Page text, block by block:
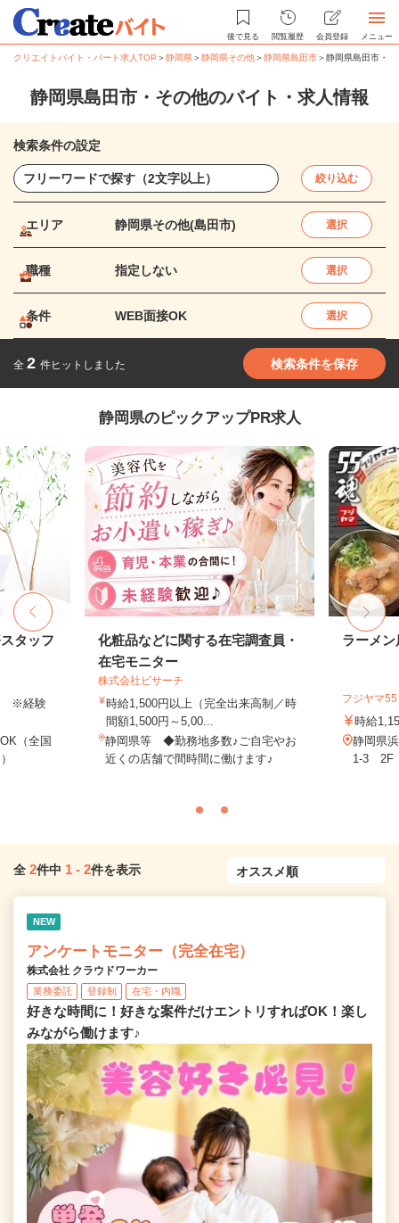
後で見る 閲覧履歴 会員登録 メニュー
クリエイトバイト・パート求人TOP ＞静岡県＞静岡県その他＞静岡県島田市＞静岡県島田市・
静岡県島田市・その他のバイト・求人情報
検索条件の設定
絞り込む
エリア 静岡県その他(島田市) 選択
職種 指定しない 選択
条件 WEB面接OK 選択
全 2 件ヒットしました 検索条件を保存
静岡県のピックアップPR求人
タッフ
※経験
（全国
化粧品などに関する在宅調査員・
在宅モニター
株式会社ビサーチ
時給1,500円以上（完全出来高制／時
間額1,500円～5,00...
静岡県等 ◆勤務地多数♪ご自宅やお
近くの店舗で間時間に働けます♪
ラーメ
フジヤマ
時給
静岡県
1-3 2F
全 2件中 1 - 2件を表示
NEW
アンケートモニター（完全在宅）
株式会社 クラウドワーカー
業務委託 登録制 在宅・内職
好きな時間に！好きな案件だけエントリすればOK！楽し
みながら働けます♪